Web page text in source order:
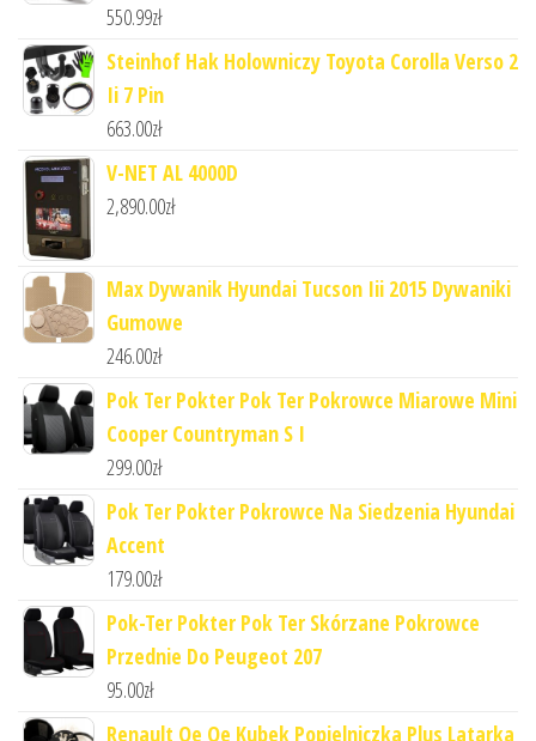
550.99zł
Steinhof Hak Holowniczy Toyota Corolla Verso 2
Ii 7 Pin
663.00zł
V-NET AL 4000D
2,890.00zł
Max Dywanik Hyundai Tucson Iii 2015 Dywaniki
Gumowe
246.00zł
Pok Ter Pokter Pok Ter Pokrowce Miarowe Mini
Cooper Countryman S I
299.00zł
Pok Ter Pokter Pokrowce Na Siedzenia Hyundai
Accent
179.00zł
Pok-Ter Pokter Pok Ter Skórzane Pokrowce
Przednie Do Peugeot 207
95.00zł
Renault Oe Oe Kubek Popielniczka Plus Latarka